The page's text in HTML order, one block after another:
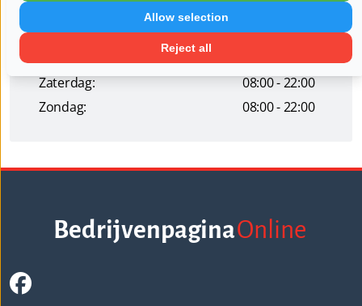
Donderdag:
08:00 - 22:00
Zaterdag:
08:00 - 22:00
Zondag:
08:00 - 22:00
BedrijvenpaginaOnline
Reject all
Allow selection